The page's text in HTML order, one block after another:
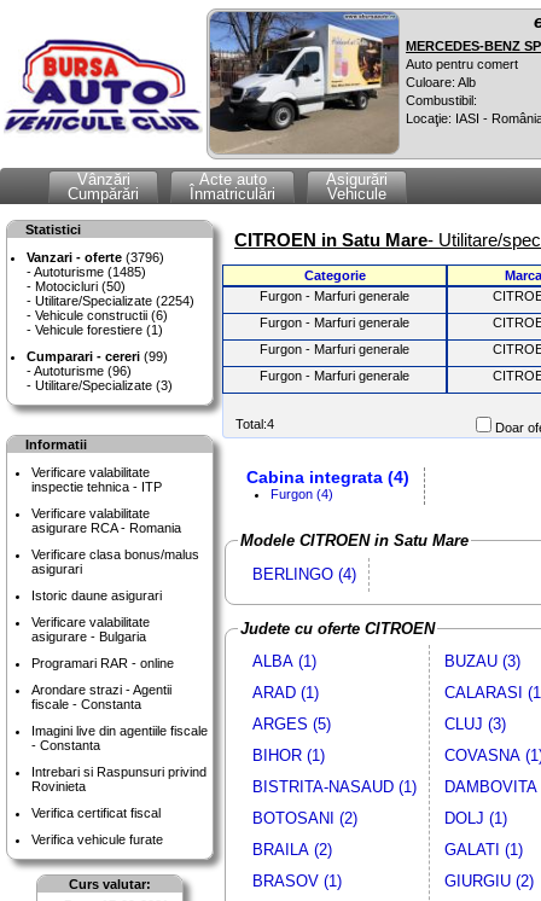
MERCEDES-BENZ
Auto pentru comert
Culoare: Alb
Combustibil:
Locaţie: IASI -
Vânzări
Cumpărări
Acte auto
Înmatriculări
Asigurări
Vehicule
Statistici
Vanzari - oferte (3796)
Autoturisme (1485)
Motocicluri (50)
Utilitare/Specializate (2254)
Vehicule constructii (6)
Vehicule forestiere (1)
Cumparari - cereri (99)
Autoturisme (96)
Utilitare/Specializate (3)
Informatii
Verificare valabilitate
inspectie tehnica - ITP
Verificare valabilitate
asigurare RCA - Romania
Verificare clasa bonus/malus
asigurari
Istoric daune asigurari
Verificare valabilitate
asigurare - Bulgaria
Programari RAR - online
Arondare strazi - Agentii
fiscale - Constanta
Imagini live din agentiile fiscale
- Constanta
Intrebari si Raspunsuri privind
Rovinieta
Verifica certificat fiscal
Verifica vehicule furate
Curs valutar:
CITROEN in Satu Mare- Utilitare/
Categorie
Marca
Furgon - Marfuri generale
Furgon - Marfuri generale
Furgon - Marfuri generale
Furgon - Marfuri generale
Total:4 Doar
Cabina integrata (4)
Furgon (4)
Modele CITROEN in Satu Mare
BERLINGO (4)
Judete cu oferte CITROEN
ALBA (1)
ARAD (1)
ARGES (5)
BIHOR (1)
BISTRITA-NASAUD (1)
BOTOSANI (2)
BRAILA (2)
BRASOV (1)
BUZAU (3)
CALARASI
CLUJ (3)
COVASNA
DAMBOVITA
DOLJ (1)
GALATI (1)
GIURGIU (2)